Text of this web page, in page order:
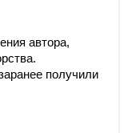
автора,
получили